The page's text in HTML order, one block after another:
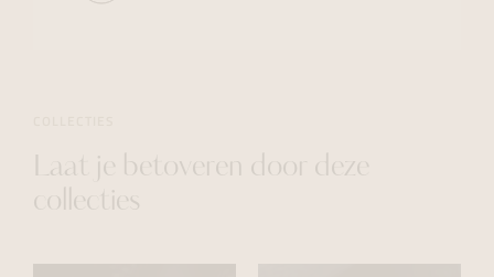
Laat je betoveren door deze
collecties